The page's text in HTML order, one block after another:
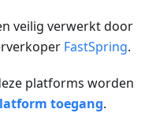
veilig verwerkt door
FastSpring.
platforms worden
toegang.